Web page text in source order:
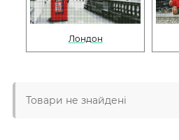
Лондон
Товари не знайдені